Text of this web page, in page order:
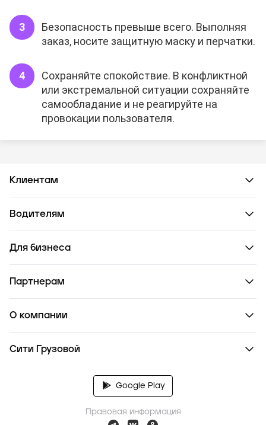
Безопасность превыше всего. Выполняя
заказ, носите защитную маску и перчатки.
Сохраняйте спокойствие. В конфликтной
или экстремальной ситуации сохраняйте
самообладание и не реагируйте на
провокации пользователя.
Клиентам
Водителям
Для бизнеса
Партнерам
О компании
Сити Грузовой
Google Play
Правовая информация